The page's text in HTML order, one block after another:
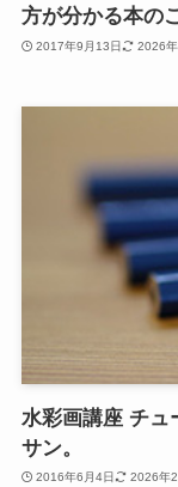
方が分かる本の
2017年9月13日 2026
水彩画講座 チュ
サン。
2016年6月4日 2026年